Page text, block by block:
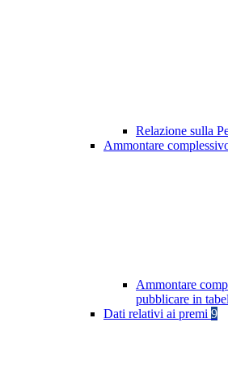
Relazione sulla
Ammontare
Ammontare
pubblicare in
Dati relativi ai premi 9